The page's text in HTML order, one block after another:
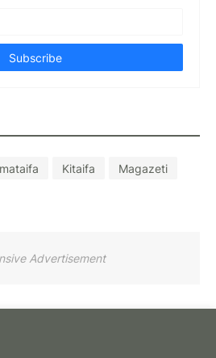
Kitaifa
Magazeti
Advertisement